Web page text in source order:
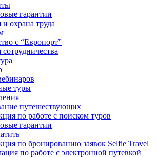
гарантии
и охрана труда
с “Европорт”
сотрудничества
туры
путешествующих
по работе с поиском туров
гарантии
по бронированию заявок Selfie Travel
по работе с электронной путевкой